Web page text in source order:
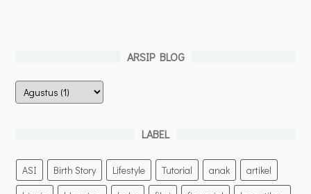
ARSIP BLOG
LABEL
ASI Birth Story Lifestyle Tutorial anak
artikel